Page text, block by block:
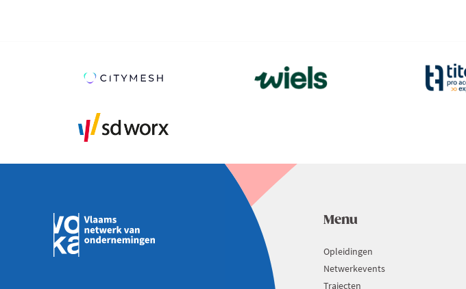
VOOR
START-
UP
JOURNEY
OPPORTUNITEITEN
Menu
Opleidingen
Netwerkevents
Trajecten